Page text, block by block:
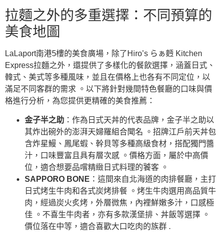
拉麵之外的多重選擇：不同預算的
美食地圖
LaLaport南港5樓的美食廣場，除了Hiro’s らぁ麪 Kitchen
Express拉麵之外，還提供了多樣化的餐飲選擇，涵蓋日式、
韓式、美式等多種風味，並且在價格上也各有不同定位，以
滿足不同客群的需求 。以下將針對幾間特色餐廳的口味與價
格進行分析，為您提供更精確的美食推薦：
金子半之助 ：作為日式天丼的代表品牌，金子半之助以
其炸出碗外的澎湃天婦羅組合聞名 。招牌江戶前天丼包
含炸星鰻、鳳尾蝦、幹貝等多種高級食材，搭配獨門醬
汁，口味豐富且具有層次感 。價格方面，屬於中高價
位，適合想要品嚐精緻日式料理的饕客 。
SAPPORO BONE ：這間來自北海道的肉排餐廳，主打
日式烤生牛肉和各式炭烤排餐 。烤生牛肉選用高品質牛
肉，經過炭火炙烤，外層微焦，內裡鮮嫩多汁，口感極
佳 。不喜生牛肉者，亦有多款漢堡排、丼飯等選擇 。
價位落在中等，適合喜歡大口吃肉的族群 .